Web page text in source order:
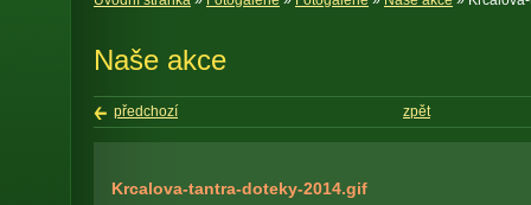
Naše akce
předchozí zpět
Krcalova-tantra-doteky-2014.gif